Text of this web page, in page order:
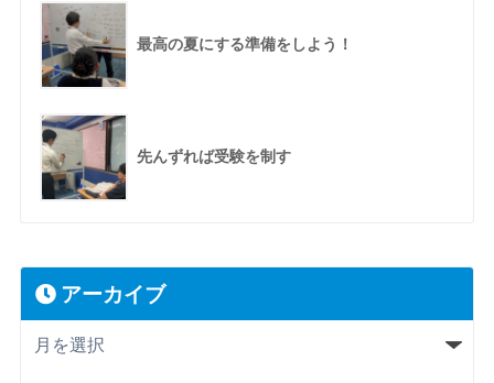
最高の夏にする準備をしよう！
先んずれば受験を制す
アーカイブ